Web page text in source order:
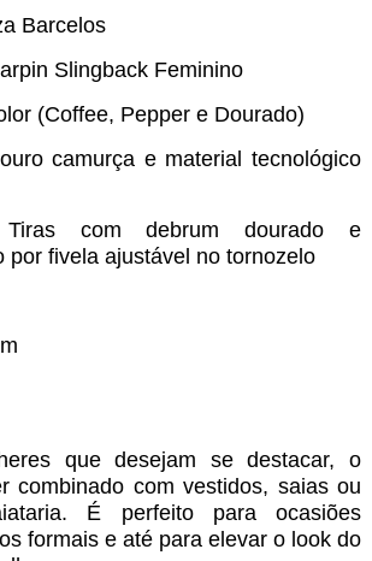
Barcelos
Slingback Feminino
(Coffee, Pepper e Dourado)
camurça e material tecnológico
Tiras com debrum dourado e
por fivela ajustável no tornozelo
que desejam se destacar, o
combinado com vestidos, saias ou
É perfeito para ocasiões
formais e até para elevar o look do